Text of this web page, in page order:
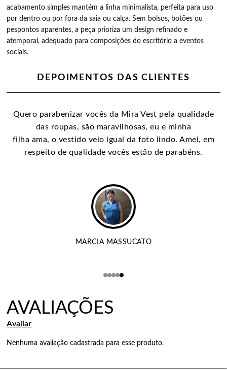
acabamento simples mantém a linha minimalista, perfeita para uso
por dentro ou por fora da saia ou calça. Sem bolsos, botões ou
pespontos aparentes, a peça prioriza um design refinado e
atemporal, adequado para composições do escritório a eventos
sociais.
DEPOIMENTOS DAS CLIENTES
Quero parabenizar vocês da Mira Vest pela qualidade
das roupas, são maravilhosas, eu e minha
filha ama, o vestido veio igual da foto lindo. Amei, em
respeito de qualidade vocês estão de parabéns.
MARCIA MASSUCATO
Nenhuma avaliação cadastrada para esse produto.